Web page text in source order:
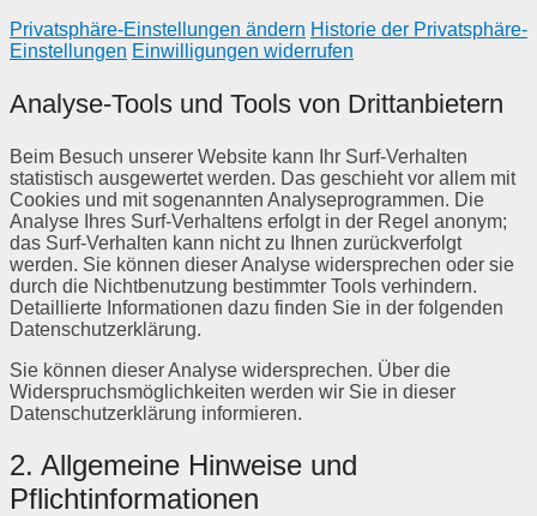
Privatsphäre-Einstellungen ändern Historie der Privatsphäre-
Einstellungen Einwilligungen widerrufen
Analyse-Tools und Tools von Drittanbietern
Beim Besuch unserer Website kann Ihr Surf-Verhalten
statistisch ausgewertet werden. Das geschieht vor allem mit
Cookies und mit sogenannten Analyseprogrammen. Die
Analyse Ihres Surf-Verhaltens erfolgt in der Regel anonym;
das Surf-Verhalten kann nicht zu Ihnen zurückverfolgt
werden. Sie können dieser Analyse widersprechen oder sie
durch die Nichtbenutzung bestimmter Tools verhindern.
Detaillierte Informationen dazu finden Sie in der folgenden
Datenschutzerklärung.
Sie können dieser Analyse widersprechen. Über die
Widerspruchsmöglichkeiten werden wir Sie in dieser
Datenschutzerklärung informieren.
2. Allgemeine Hinweise und
Pflichtinformationen